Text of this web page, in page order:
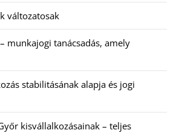
változatosak
munkajogi tanácsadás, amely
stabilitásának alapja és jogi
kisvállalkozásainak – teljes